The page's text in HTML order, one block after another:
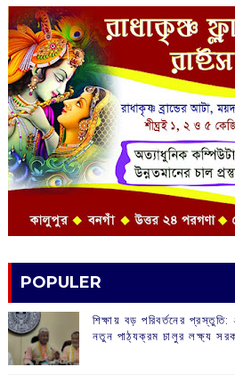
POPULER
শিক্ষায় বড় পরিবর্তনের
নতুন পাঠ্যক্রম চালুর লক্ষ্য